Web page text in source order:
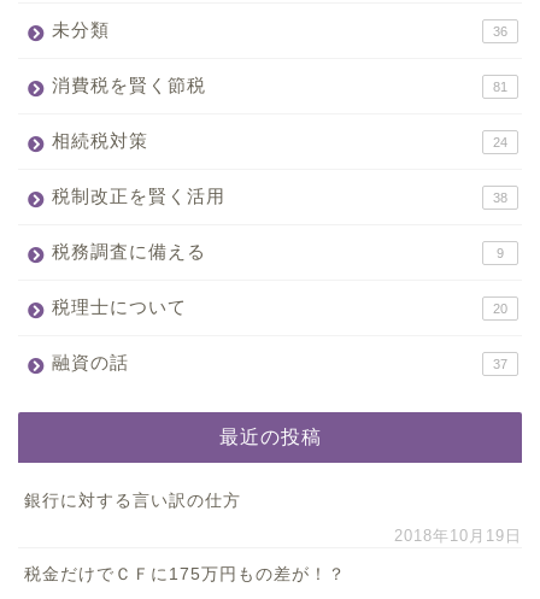
未分類 36
消費税を賢く節税 81
相続税対策 24
税制改正を賢く活用 38
税務調査に備える 9
税理士について 20
融資の話 37
最近の投稿
銀行に対する言い訳の仕方
2018年10月19日
税金だけでＣＦに175万円もの差が！？